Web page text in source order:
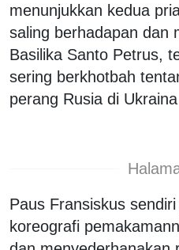
menunjukkan kedua
saling berhadapan dan
Basilika Santo Petrus,
sering berkhotbah
perang Rusia di
Paus Fransiskus
koreografi